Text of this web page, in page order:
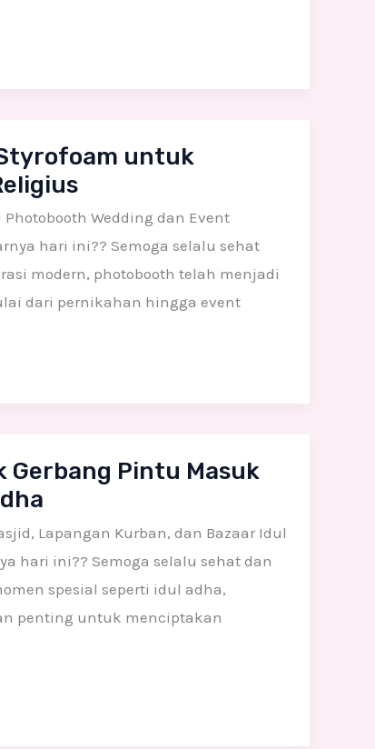
untuk
Wedding dan Event
hari ini?? Semoga selalu sehat
modern, photobooth telah menjadi
dari pernikahan hingga event
Gerbang Pintu Masuk
Lapangan Kurban, dan Bazaar Idul
hari ini?? Semoga selalu sehat dan
spesial seperti idul adha,
penting untuk menciptakan